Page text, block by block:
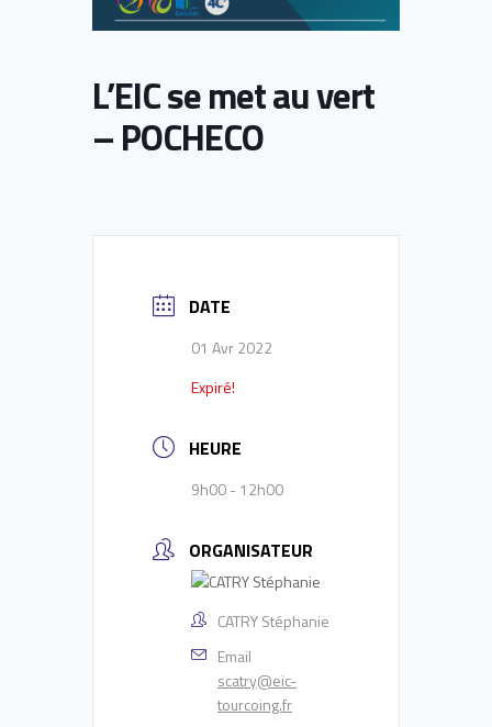
L’EIC se met au vert
– POCHECO
DATE
01 Avr 2022
Expiré!
HEURE
9h00 - 12h00
ORGANISATEUR
CATRY Stéphanie
Email
scatry@eic-
tourcoing.fr